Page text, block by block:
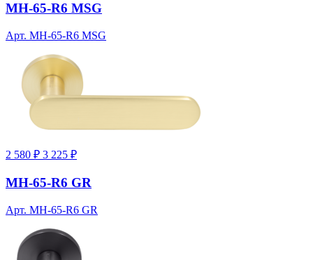
MH-65-R6 MSG
Арт. MH-65-R6 MSG
2 580 ₽ 3 225 ₽
MH-65-R6 GR
Арт. MH-65-R6 GR